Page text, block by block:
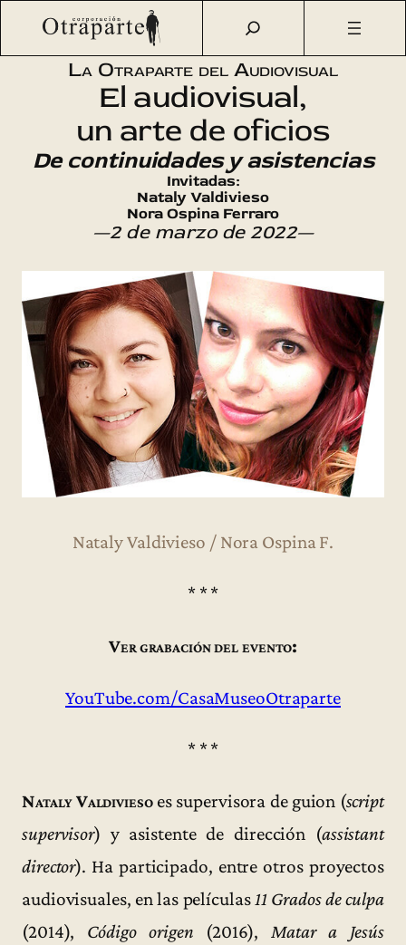
Saltar
contenido
Otraparte.org/ Agenda Cultural Cine/ De continuidades y
La Otraparte del Audiovisual
El audiovisual,
un arte de oficios
De continuidades y asistencias
Invitadas:
Nataly Valdivieso
Nora Ospina Ferraro
—2 de marzo de 2022—
Nataly Valdivieso / Nora Ospina F.
* * *
Ver grabación del evento:
YouTube.com/CasaMuseoOtraparte
* * *
Nataly Valdiviesoes supervisora de guion (script
supervisor) y asistente de dirección (assistant
director). Ha participado, entre otros proyectos
audiovisuales, en las películas11 Grados de culpa
(2014), Código origen (2016), Matar a Jesús